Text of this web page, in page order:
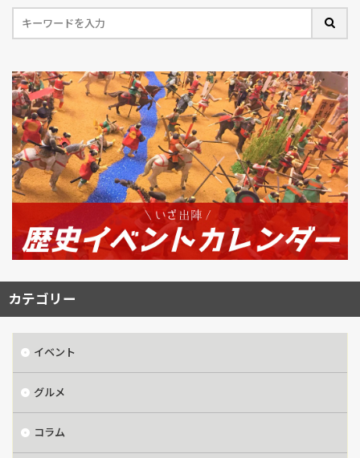
カテゴリー
イベント
グルメ
コラム